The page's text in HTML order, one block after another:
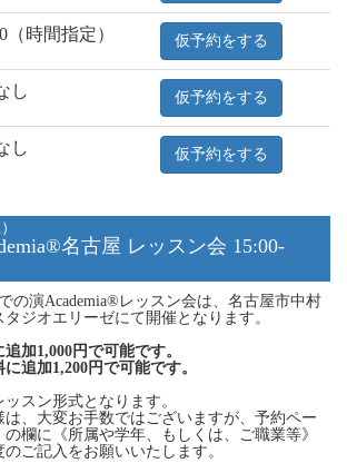
（時間指定） 仮予約をする
し 仮予約をする
し 仮予約をする
名古屋 レッスン会 15:00-
の演Academia®レッスン会は、名古屋市中村
ジオエリーゼにて開催となります。
加1,000円で可能です。
追加1,200円で可能です。
スン形式となります。
は、大変お手数ではございますが、予約ペー
欄に《所属や学年、もしくは、ご職業等》
ご記入をお願いいたします。